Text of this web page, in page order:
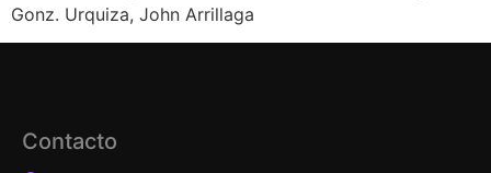
Gonz. Urquiza, John Arrillaga
Contacto